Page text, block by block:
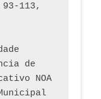
113,
de
NOA